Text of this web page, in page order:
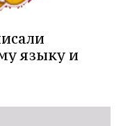
языку и